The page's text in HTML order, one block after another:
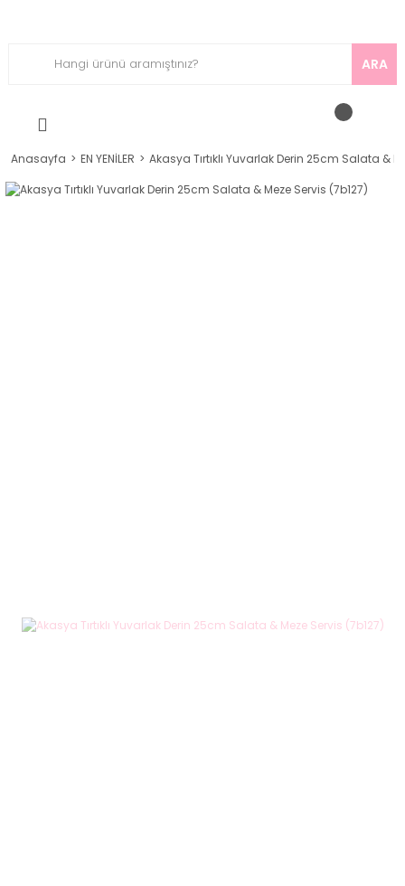
ARA
Anasayfa EN YENİLER Akasya Tırtıklı Yuvarlak Derin 25cm Salata &